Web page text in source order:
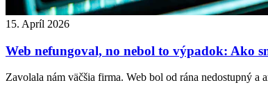
15. Apríl 2026
Web nefungoval, no nebol to výpadok: Ako
Zavolala nám väčšia firma. Web bol od rána nedostupný